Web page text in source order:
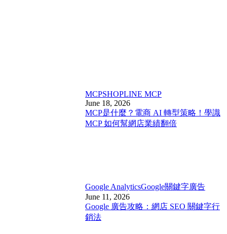
MCPSHOPLINE MCP
June 18, 2026
MCP是什麼？電商 AI 轉型策略！學識
MCP 如何幫網店業績翻倍
Google AnalyticsGoogle關鍵字廣告
June 11, 2026
Google 廣告攻略：網店 SEO 關鍵字行
銷法